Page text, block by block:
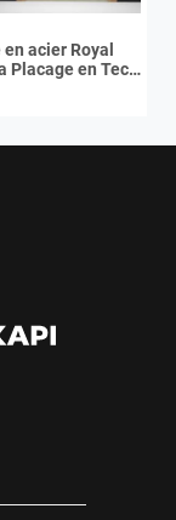
Placage en Teck